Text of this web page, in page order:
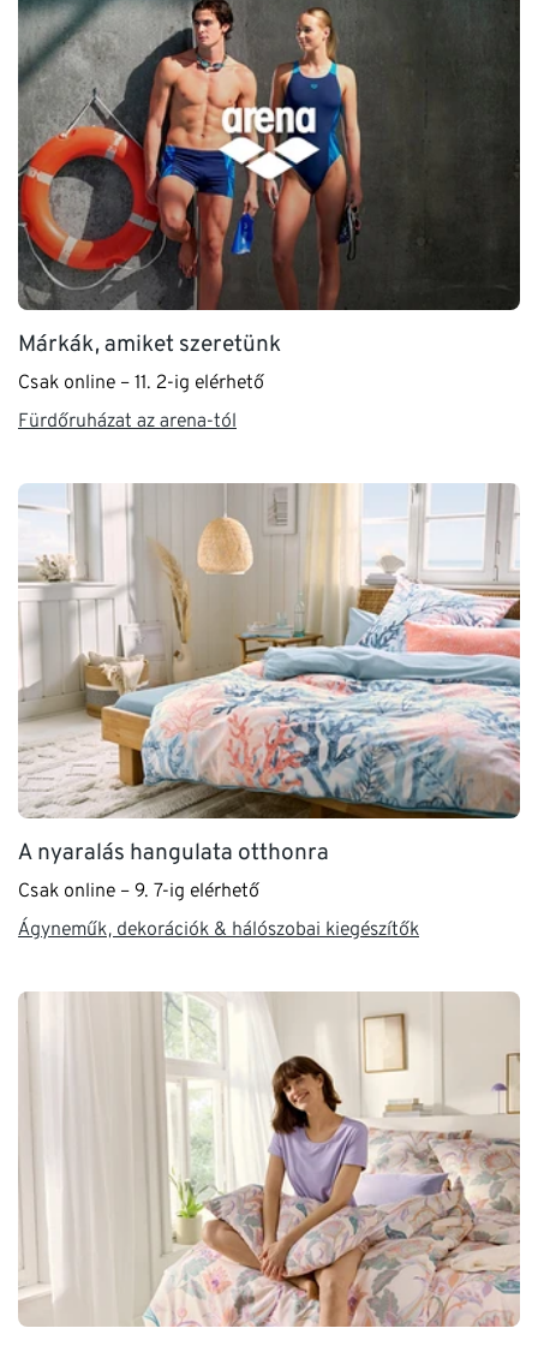
Márkák, amiket szeretünk
Csak online – 11. 2-ig elérhető
Fürdőruházat az arena-tól
A nyaralás hangulata otthonra
Csak online – 9. 7-ig elérhető
Ágyneműk, dekorációk & hálószobai kiegészítők